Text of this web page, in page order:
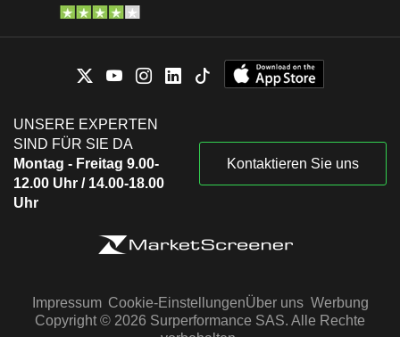
UNSERE EXPERTEN
SIND FÜR SIE DA
Montag - Freitag 9.00-
12.00 Uhr / 14.00-18.00
Uhr
Kontaktieren Sie uns
Impressum Cookie-EinstellungenÜber uns Werbung
Copyright © 2026 Surperformance SAS. Alle Rechte